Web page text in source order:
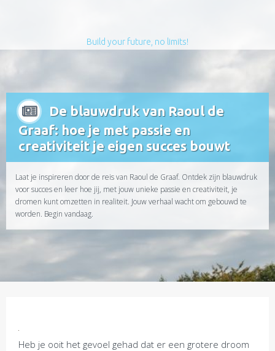
Build your future, no limits!
De blauwdruk van Raoul de
Graaf: hoe je met passie en
creativiteit je eigen succes bouwt
Laat je inspireren door de reis van Raoul de Graaf. Ontdek zijn blauwdruk
voor succes en leer hoe jij, met jouw unieke passie en creativiteit, je
dromen kunt omzetten in realiteit. Jouw verhaal wacht om gebouwd te
worden. Begin vandaag.
Heb je ooit het gevoel gehad dat er een grotere droom